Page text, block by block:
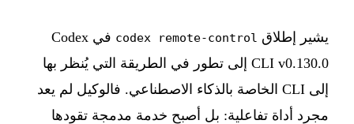
يشير إطلاق codex remote-control
في Codex
CLI v0.130.0 إلى تطور في الطريقة التي يُنظر بها
إلى CLI الخاصة بالذكاء الاصطناعي. فالوكيل لم يعد
مجرد أداة تفاعلية: بل أصبح خدمة مدمجة تقودها